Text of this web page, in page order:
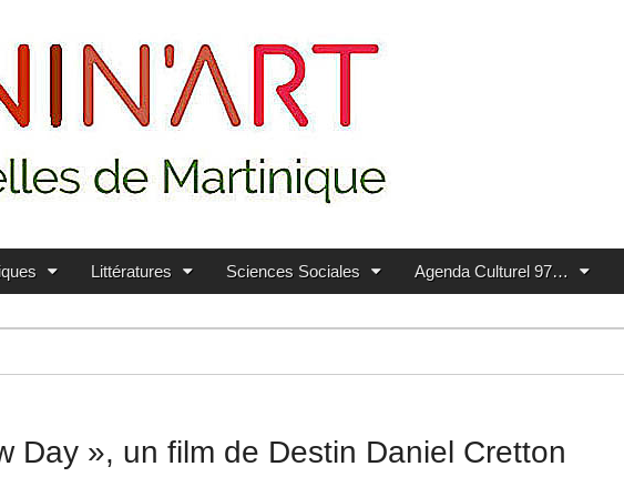
Littératures Sciences Sociales Agenda Culturel 97…
Day », un film de Destin Daniel Cretton